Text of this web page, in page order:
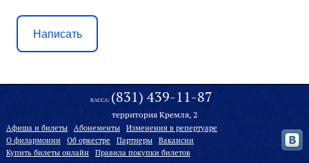
Написать
КАССА: (831) 439-11-87
территория Кремля, 2
Афиша и билеты Абонементы
Изменения в репертуаре
О филармонии
Oб оркестре Партнеры
Вакансии
Купить билеты онлайн
Правила покупки билетов